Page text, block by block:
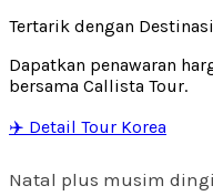
Tertarik dengan
Dapatkan penawaran
bersama Callista Tour.
✈️ Detail Tour Korea
Natal plus musim